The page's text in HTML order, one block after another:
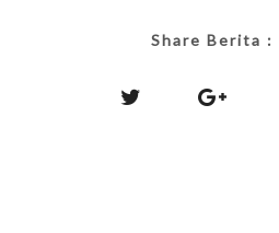
Share Berita :